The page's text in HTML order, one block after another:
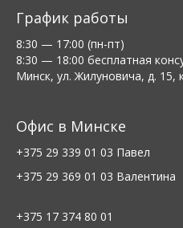
График работы
8:30 — 17:00 (пн-пт)
8:30 — 18:00 бесплатная
Минск, ул. Жилуновича, д. 15,
Офис в Минске
+375 29 339 01 03 Павел
+375 29 369 01 03 Валентина
+375 17 374 80 01